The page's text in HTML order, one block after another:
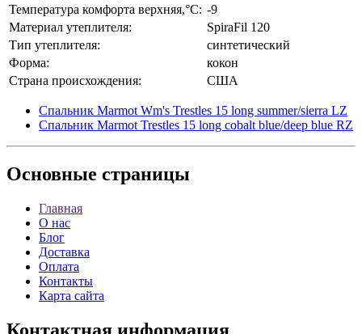
Температура комфорта верхняя,°С: -9
Материал утеплителя:
SpiraFil 120
Тип утеплителя:
синтетический
Форма:
кокон
Страна происхождения:
США
Спальник Marmot Wm's Trestles 15 long summer/sierra LZ
Спальник Marmot Trestles 15 long cobalt blue/deep blue RZ
Основные страницы
Главная
О нас
Блог
Доставка
Оплата
Контакты
Карта сайта